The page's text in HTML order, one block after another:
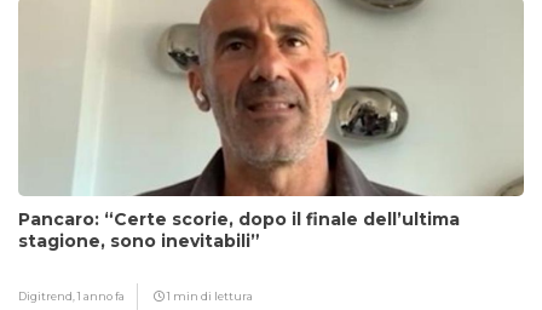
Pancaro: “Certe scorie, dopo il finale dell’ultima
stagione, sono inevitabili”
Digitrend,1 anno fa 1 min di lettura